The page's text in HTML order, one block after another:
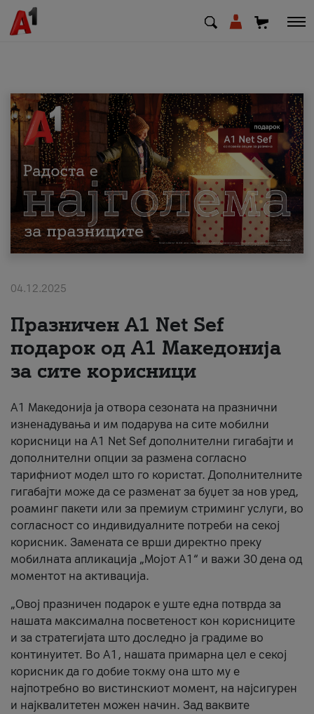
МК EN SQ
Приватни Деловни
Поддршка
Надополни кредит
За нас
#ПодобарОнлајн
04.12.2025
Празничен A1 Net Sеf
подарок од А1 Македонија
за сите корисници
А1 Македонија ја отвора сезоната на празнични
изненадувања и им подарува на сите мобилни
корисници на A1 Net Sef дополнителни гигабајти и
дополнителни опции за размена согласно
тарифниот модел што го користат. Дополнителните
гигабајти може да се разменат за буџет за нов уред,
роаминг пакети или за премиум стриминг услуги, во
согласност со индивидуалните потреби на секој
корисник. Замената се врши директно преку
мобилната апликација „Мојот А1“ и важи 30 дена од
моментот на активација.
„Овој празничен подарок е уште една потврда за
нашата максимална посветеност кон корисниците
и за стратегијата што доследно ја градиме во
континуитет. Во А1, нашата примарна цел е секој
корисник да го добие токму она што му е
најпотребно во вистинскиот момент, на најсигурен
и најквалитетен можен начин. Зад ваквите